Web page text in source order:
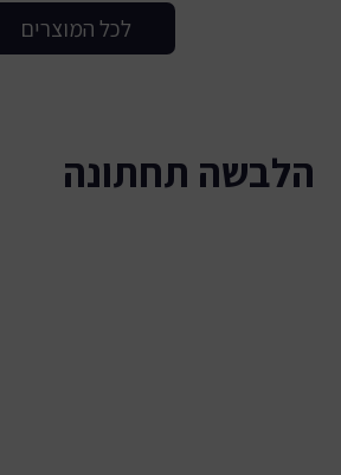
לכל המוצרים
הלבשה תחתונה